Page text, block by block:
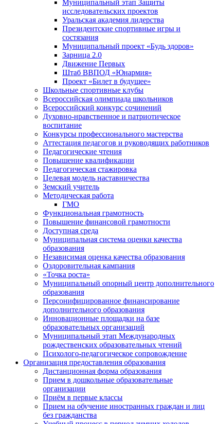
Муниципальный этап Защиты
исследовательских проектов
Уральская академия лидерства
Президентские спортивные игры и
состязания
Муниципальный проект «Будь здоров»
Зарница 2.0
Движение Первых
Штаб ВВПОД «Юнармия»
Проект «Билет в будущее»
Школьные спортивные клубы
Всероссийская олимпиада школьников
Всероссийский конкурс сочинений
Духовно-нравственное и патриотическое
воспитание
Конкурсы профессионального мастерства
Аттестация педагогов и руководящих работников
Педагогические чтения
Повышение квалификации
Педагогическая стажировка
Целевая модель наставничества
Земский учитель
Методическая работа
ГМО
Функциональная грамотность
Повышение финансовой грамотности
Доступная среда
Муниципальная система оценки качества
образования
Независимая оценка качества образования
Оздоровительная кампания
«Точка роста»
Муниципальный опорный центр дополнительного
образования
Персонифицированное финансирование
дополнительного образования
Инновационные площадки на базе
образовательных организаций
Муниципальный этап Международных
рождественских образовательных чтений
Психолого-педагогическое сопровождение
Организация предоставления образования
Дистанционная форма образования
Прием в дошкольные образовательные
организации
Приём в первые классы
Прием на обучение иностранных граждан и лиц
без гражданства